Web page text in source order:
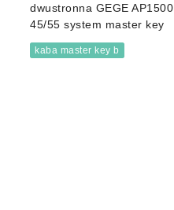
dwustronna GEGE AP1500
45/55 system master key
kaba master key b